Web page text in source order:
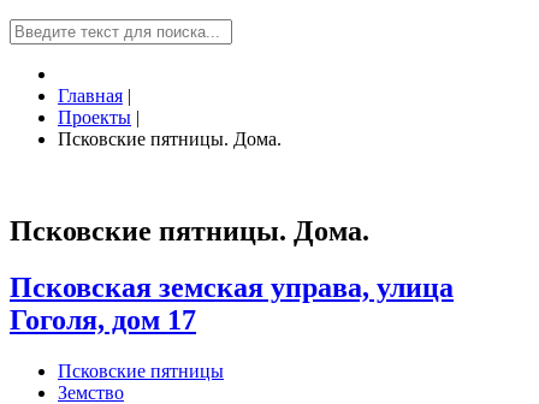
Главная |
Проекты |
Псковские пятницы. Дома.
Псковские пятницы. Дома.
Псковская земская управа, улица
Гоголя, дом 17
Псковские пятницы
Земство